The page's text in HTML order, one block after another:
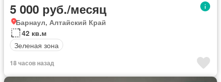
5 000 руб./месяц
Барнаул, Алтайский Край
42 кв.м
Зеленая зона
18 часов назад